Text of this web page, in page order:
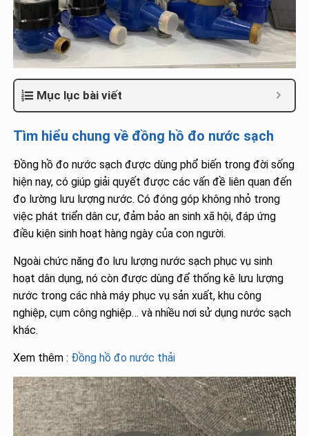
Mục lục bài viết
Tìm hiểu chung về đồng hồ đo nước sạch
Đồng hồ đo nước sạch được dùng phổ biến trong đời sống
hiện nay, có giúp giải quyết được các vấn đề liên quan đến
đo lường lưu lượng nước. Có đóng góp không nhỏ trong
việc phát triển dân cư, đảm bảo an sinh xã hội, đáp ứng
điều kiện sinh hoạt hàng ngày của con người.
Ngoài chức năng đo lưu lượng nước sạch phục vụ sinh
hoạt dân dụng, nó còn được dùng để thống kê lưu lượng
nước trong các nhà máy phục vụ sản xuất, khu công
nghiệp, cụm công nghiệp… và nhiều nơi sử dụng nước sạch
khác.
Xem thêm : Đồng hồ đo nước thải